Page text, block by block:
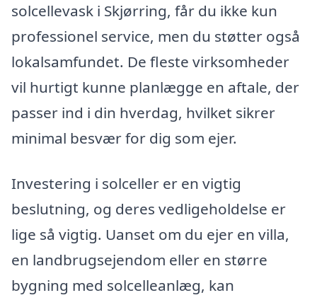
solcellevask i Skjørring, får du ikke kun
professionel service, men du støtter også
lokalsamfundet. De fleste virksomheder
vil hurtigt kunne planlægge en aftale, der
passer ind i din hverdag, hvilket sikrer
minimal besvær for dig som ejer.
Investering i solceller er en vigtig
beslutning, og deres vedligeholdelse er
lige så vigtig. Uanset om du ejer en villa,
en landbrugsejendom eller en større
bygning med solcelleanlæg, kan